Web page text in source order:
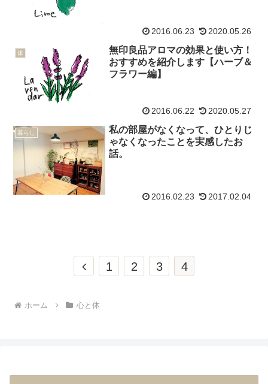
2016.06.23 2020.05.26
体
無印良品アロマの効果と使い方！
おすすめを紹介します【ハーブ＆
フラワー編】
2016.06.22 2020.05.27
暮らし
私の部屋がなくなって、ひとりじ
ゃなくなったことを実感したお
話。
2016.02.23 2017.02.04
前
1 2 3 4
ホーム 心と体